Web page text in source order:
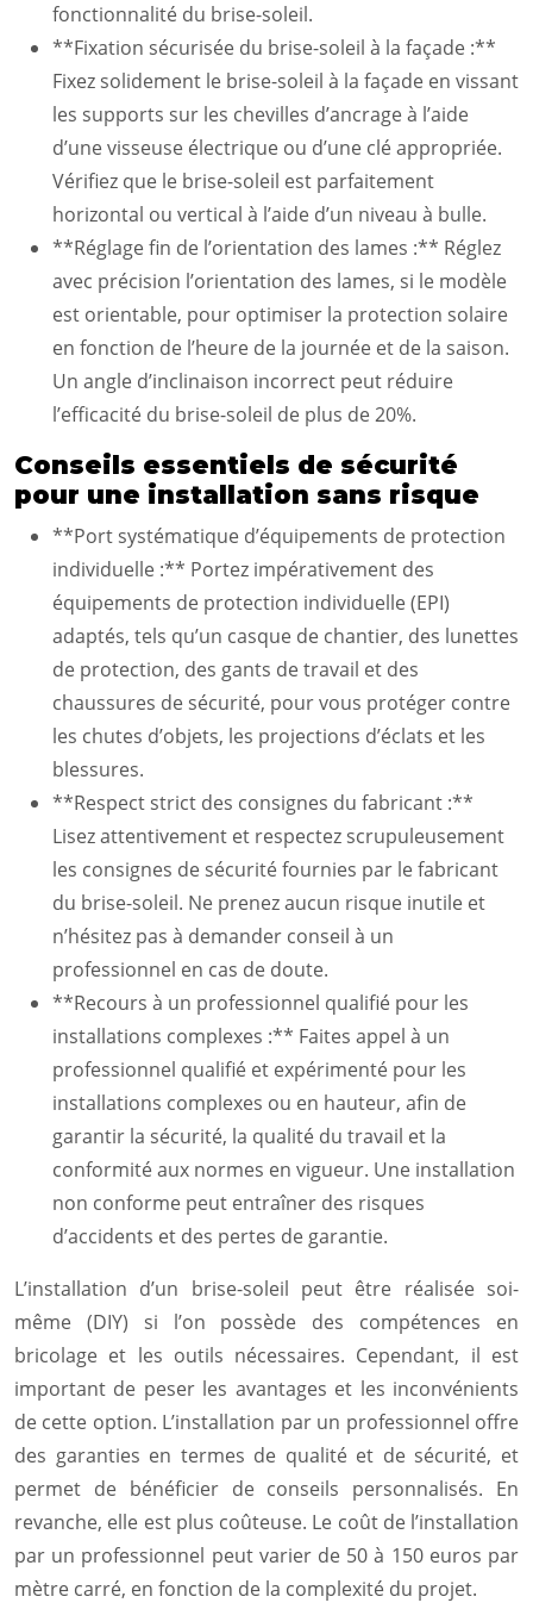
fonctionnalité du brise-soleil.
**Fixation sécurisée du brise-soleil à la façade :**
Fixez solidement le brise-soleil à la façade en vissant
les supports sur les chevilles d’ancrage à l’aide
d’une visseuse électrique ou d’une clé appropriée.
Vérifiez que le brise-soleil est parfaitement
horizontal ou vertical à l’aide d’un niveau à bulle.
**Réglage fin de l’orientation des lames :** Réglez
avec précision l’orientation des lames, si le modèle
est orientable, pour optimiser la protection solaire
en fonction de l’heure de la journée et de la saison.
Un angle d’inclinaison incorrect peut réduire
l’efficacité du brise-soleil de plus de 20%.
Conseils essentiels de sécurité
pour une installation sans risque
**Port systématique d’équipements de protection
individuelle :** Portez impérativement des
équipements de protection individuelle (EPI)
adaptés, tels qu’un casque de chantier, des lunettes
de protection, des gants de travail et des
chaussures de sécurité, pour vous protéger contre
les chutes d’objets, les projections d’éclats et les
blessures.
**Respect strict des consignes du fabricant :**
Lisez attentivement et respectez scrupuleusement
les consignes de sécurité fournies par le fabricant
du brise-soleil. Ne prenez aucun risque inutile et
n’hésitez pas à demander conseil à un
professionnel en cas de doute.
**Recours à un professionnel qualifié pour les
installations complexes :** Faites appel à un
professionnel qualifié et expérimenté pour les
installations complexes ou en hauteur, afin de
garantir la sécurité, la qualité du travail et la
conformité aux normes en vigueur. Une installation
non conforme peut entraîner des risques
d’accidents et des pertes de garantie.
L’installation d’un brise-soleil peut être réalisée soi-
même (DIY) si l’on possède des compétences en
bricolage et les outils nécessaires. Cependant, il est
important de peser les avantages et les inconvénients
de cette option. L’installation par un professionnel offre
des garanties en termes de qualité et de sécurité, et
permet de bénéficier de conseils personnalisés. En
revanche, elle est plus coûteuse. Le coût de l’installation
par un professionnel peut varier de 50 à 150 euros par
mètre carré, en fonction de la complexité du projet.